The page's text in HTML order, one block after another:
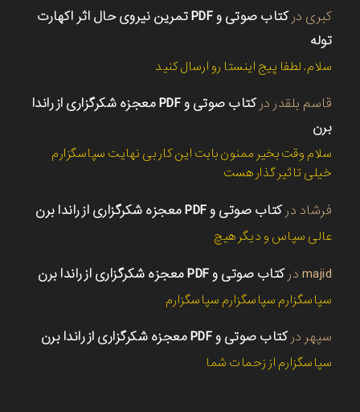
کبری در
کتاب صوتی و PDF تمرین نیروی حال اثر اکهارت
توله
سلام. لطفا پیج اینستا رو ارسال کنید
قاسم بلقدر در
کتاب صوتی و PDF معجزه شکرگزاری از راندا
برن
سلام وقت بخیر ممنون بابت این کار بی نهایت سپاسگزارم
خیلی تاثیر گذار هست
فرشاد درکتاب صوتی و PDF معجزه شکرگزاری از راندا برن
عالی سپاس و دیگر هیچ
majid درکتاب صوتی و PDF معجزه شکرگزاری از راندا برن
سپاسگزارم سپاسگزارم سپاسگزارم
سپهر درکتاب صوتی و PDF معجزه شکرگزاری از راندا برن
سپاسگزارم از زحمات شما